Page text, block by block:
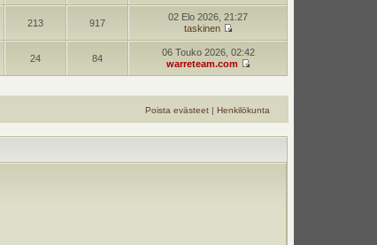
213 917
02 Elo 2026, 21:27
taskinen
24 84
06 Touko 2026, 02:42
warreteam.com
Poista evästeet| Henkilökunta